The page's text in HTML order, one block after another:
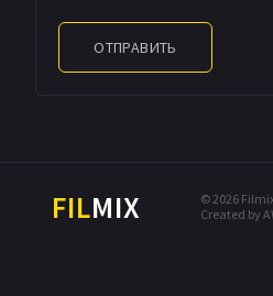
ОТПРАВИТЬ
FILMIX
© 2026
Created by